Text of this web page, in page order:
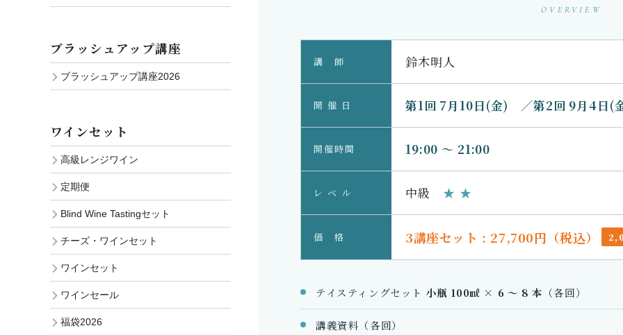
ワインサイエンス講座
― 3 講座セット ―
「なんとなく」を、構造で理解する
OVERVIEW
講 師 鈴木明人
開 催 日 第1回 7月10日(金) ／第2回 9月4日(
開催時間 19:00 ～ 21:00
レ ベ ル 中級 ★ ★
価 格 3講座セット : 27,700円（税込）
テイスティングセット 小瓶 100㎖ × 6 ～ 8 本 （各回）
講義資料（各回）
ブラッシュアップ講座
ブラッシュアップ講座2026
ワインセット
高級レンジワイン
定期便
Blind Wine Tastingセット
チーズ・ワインセット
ワインセット
ワインセール
福袋2026